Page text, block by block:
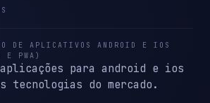
DE APLICATIVOS ANDROID E IOS
E PWA)
aplicações para android e ios
tecnologias do mercado.